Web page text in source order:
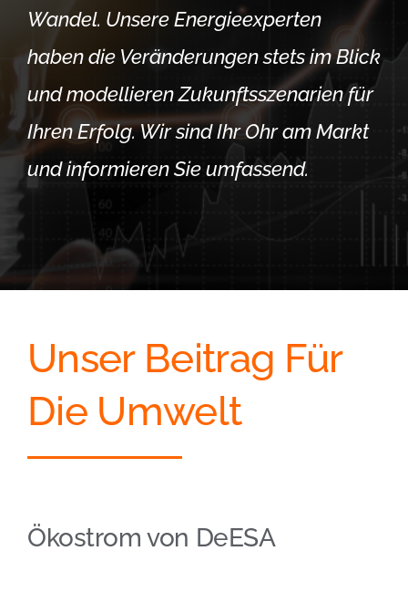
Wandel. Unsere Energieexperten
haben die Veränderungen stets im Blick
und modellieren Zukunftsszenarien für
Ihren Erfolg. Wir sind Ihr Ohr am Markt
und informieren Sie umfassend.
Unser Beitrag Für
Die Umwelt
Ökostrom von DeESA